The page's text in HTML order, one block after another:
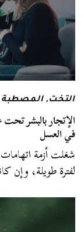
التخت,المصطبة
الإتجار بالبشر
في العسل
شغلت أزمة اتهامات
لفترة طويلة، وإن